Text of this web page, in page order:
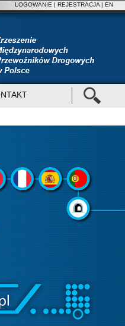
LOGOWANIE | REJESTRACJA | EN